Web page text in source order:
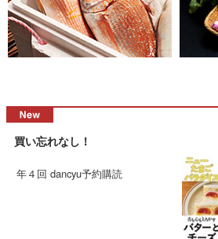
買い忘れなし！
年４回 dancyu予約購読